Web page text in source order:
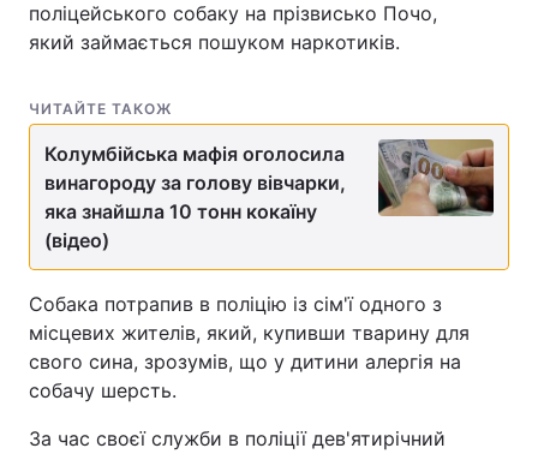
поліцейського собаку на прізвисько Почо,
який займається пошуком наркотиків.
ЧИТАЙТЕ ТАКОЖ
Колумбійська мафія оголосила
винагороду за голову вівчарки,
яка знайшла 10 тонн кокаїну
(відео)
Собака потрапив в поліцію із сім'ї одного з
місцевих жителів, який, купивши тварину для
свого сина, зрозумів, що у дитини алергія на
собачу шерсть.
За час своєї служби в поліції дев'ятирічний